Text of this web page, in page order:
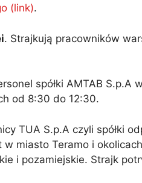
(link).
. Strajkują pracowników
spółki AMTAB
od 8:30 do 12:30.
TUA S.p.A czyli spółki
miasto Teramo i
i pozamiejskie. Strajk